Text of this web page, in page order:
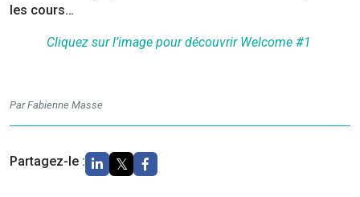
les cours…
Cliquez sur l’image pour découvrir Welcome #1
Par Fabienne Masse
Partagez-le :